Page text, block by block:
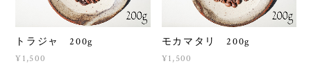
トラジャ 200g
¥1,500
モカマタリ 200g
¥1,500